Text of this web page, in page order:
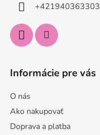
+421940363303
Informácie pre vás
O nás
Ako nakupovať
Doprava a platba